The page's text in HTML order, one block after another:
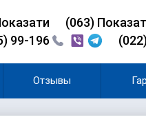
(063)
99-196
Отзывы